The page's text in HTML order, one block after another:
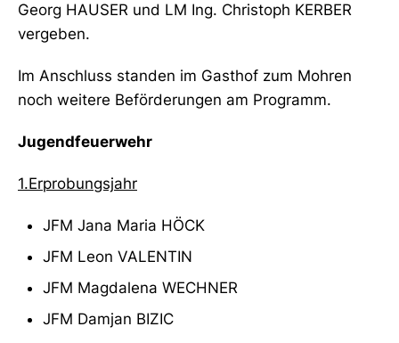
Georg HAUSER und LM Ing. Christoph KERBER
vergeben.
Im Anschluss standen im Gasthof zum Mohren
noch weitere Beförderungen am Programm.
Jugendfeuerwehr
1.Erprobungsjahr
JFM Jana Maria HÖCK
JFM Leon VALENTIN
JFM Magdalena WECHNER
JFM Damjan BIZIC